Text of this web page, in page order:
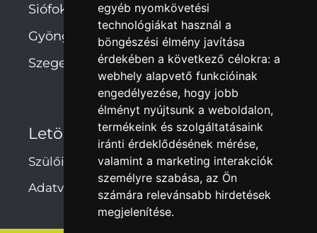
egyéb nyomkövetési
technológiákat használ a
böngészési élmény javítása
érdekében a következő célokra: a
webhely alapvető funkcióinak
engedélyezése, hogy jobb
élményt nyújtsunk a weboldalon,
termékeink és szolgáltatásaink
iránti érdeklődésének mérése,
valamint a marketing interakciók
személyre szabása, az Ön
számára relevánsabb hirdetések
megjelenítése.
Siófok
Gyöngyös
Szeged
Letöltések
Szülői hozzájárulás
Adatvédelmi irányelvek